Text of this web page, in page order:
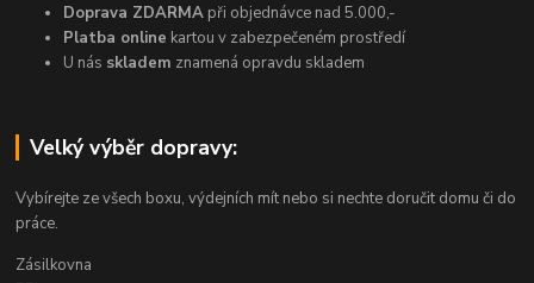
Doprava ZDARMA při objednávce nad 5.000,-
Platba online kartou v zabezpečeném prostředí
U nás skladem znamená opravdu skladem
Velký výběr dopravy:
Vybírejte ze všech boxu, výdejních mít nebo si nechte doručit domu či do
práce.
Zásilkovna